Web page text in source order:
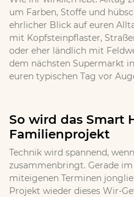
um Farben, Stoffe und
ehrlicher Blick auf euren
mit Kopfsteinpflaster,
oder eher ländlich mit
dem nächsten Supermarkt
euren typischen Tag vor
So wird das Smart
Familienprojekt
Technik wird spannend,
zusammenbringt. Gerade
miteigenen Terminen
Projekt wieder dieses Wir-